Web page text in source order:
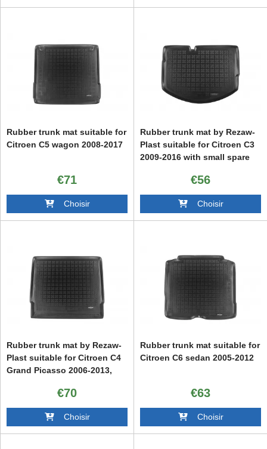
Rubber trunk mat suitable for
Citroen C5 wagon 2008-2017
€71
Choisir
Rubber trunk mat by Rezaw-
Plast suitable for Citroen C3
2009-2016 with small spare
€56
Choisir
Rubber trunk mat by Rezaw-
Plast suitable for Citroen C4
Grand Picasso 2006-2013,
€70
Choisir
Rubber trunk mat suitable for
Citroen C6 sedan 2005-2012
€63
Choisir